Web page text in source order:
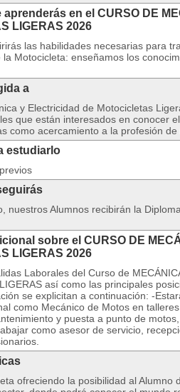
en el CURSO DE
LIGERAS 2026
las habilidades necesarias para
Motocicleta: enseñamos los
a
y Electricidad de Motocicletas
que están interesados en conocer
como acercamiento a la profesión
estudiarlo
nuestros Alumnos recibirán la
sobre el CURSO DE
LIGERAS 2026
Laborales del Curso de
así como las principales
se explicitan a continuación: -
como Mecánico de Motos en
y puesta a punto de
como asesor de servicio,
ofreciendo la posibilidad al